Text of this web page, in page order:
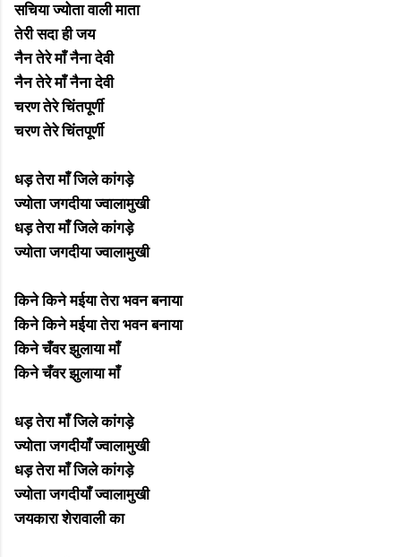
सचिया ज्योता वाली माता
तेरी सदा ही जय
नैन तेरे माँ नैना देवी
नैन तेरे माँ नैना देवी
चरण तेरे चिंतपूर्णी
चरण तेरे चिंतपूर्णी
धड़ तेरा माँ जिले कांगड़े
ज्योता जगदीया ज्वालामुखी
धड़ तेरा माँ जिले कांगड़े
ज्योता जगदीया ज्वालामुखी
किने किने मईया तेरा भवन बनाया
किने किने मईया तेरा भवन बनाया
किने चँवर झुलाया माँ
किने चँवर झुलाया माँ
धड़ तेरा माँ जिले कांगड़े
ज्योता जगदीयाँ ज्वालामुखी
धड़ तेरा माँ जिले कांगड़े
ज्योता जगदीयाँ ज्वालामुखी
जयकारा शेरावाली का